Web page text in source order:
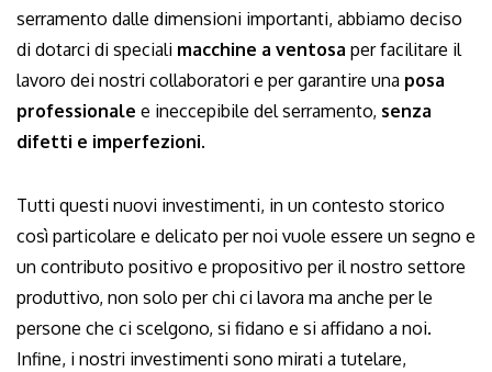
serramento dalle dimensioni importanti, abbiamo deciso
di dotarci di speciali macchine a ventosa per facilitare il
lavoro dei nostri collaboratori e per garantire una posa
professionale e ineccepibile del serramento, senza
difetti e imperfezioni.
Tutti questi nuovi investimenti, in un contesto storico
così particolare e delicato per noi vuole essere un segno e
un contributo positivo e propositivo per il nostro settore
produttivo, non solo per chi ci lavora ma anche per le
persone che ci scelgono, si fidano e si affidano a noi.
Infine, i nostri investimenti sono mirati a tutelare,